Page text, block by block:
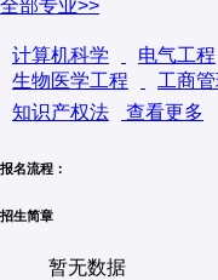
实验室、胡佛研究所等机
和社会发展做出了重要
全部专业>>
计算机科学 电气工程
生物医学工程
工商
知识产权法
查看更多
报名流程：
招生简章
暂无数据